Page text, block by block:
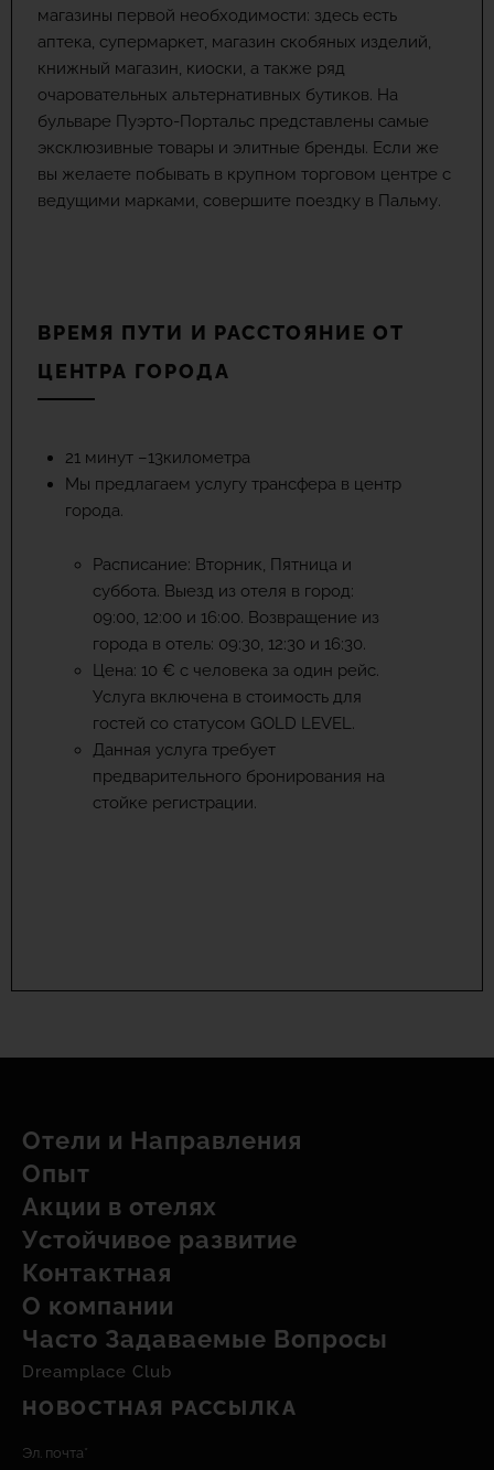
магазины первой необходимости: здесь есть
аптека, супермаркет, магазин скобяных изделий,
книжный магазин, киоски, а также ряд
очаровательных альтернативных бутиков. На
бульваре Пуэрто-Портальс представлены самые
эксклюзивные товары и элитные бренды. Если же
вы желаете побывать в крупном торговом центре с
ведущими марками, совершите поездку в Пальму.
ВРЕМЯ ПУТИ И РАССТОЯНИЕ ОТ
ЦЕНТРА ГОРОДА
21 минут –13километра
Мы предлагаем услугу трансфера в центр
города.
Расписание: Вторник, Пятница и
суббота. Выезд из отеля в город:
09:00, 12:00 и 16:00. Возвращение из
города в отель: 09:30, 12:30 и 16:30.
Цена: 10 € с человека за один рейс.
Услуга включена в стоимость для
гостей со статусом GOLD LEVEL.
Данная услуга требует
предварительного бронирования на
стойке регистрации.
Отели и Hаправления
Опыт
Акции в отелях
Устойчивое развитие
Контактная
О компании
Часто Задаваемые Вопросы
Dreamplace Club
НОВОСТНАЯ РАССЫЛКА